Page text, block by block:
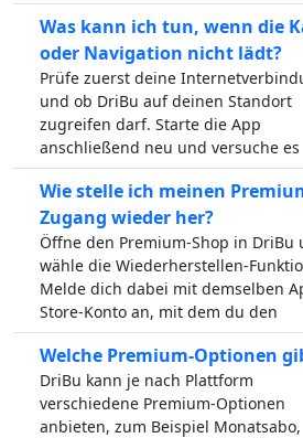
Was kann ich tun, wenn die
oder Navigation nicht lädt?
Prüfe zuerst deine
und ob DriBu auf deinen Standort
zugreifen darf. Starte die App
anschließend neu und versuche es
Wie stelle ich meinen
Zugang wieder her?
Öffne den Premium-Shop in DriBu
wähle die Wiederherstellen-
Melde dich dabei mit demselben
Store-Konto an, mit dem du den
Welche Premium-Optionen
DriBu kann je nach Plattform
verschiedene Premium-Optionen
anbieten, zum Beispiel Monatsabo,